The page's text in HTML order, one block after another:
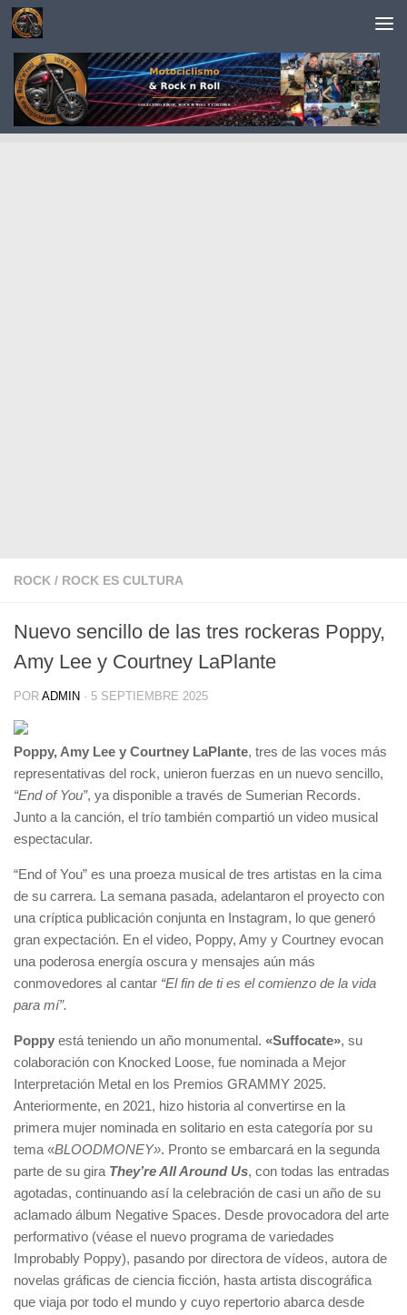
Saltar al contenido
ROCK / ROCK ES CULTURA
Nuevo sencillo de las tres rockeras Poppy,
Amy Lee y Courtney LaPlante
POR ADMIN · 5 SEPTIEMBRE 2025
Poppy, Amy Lee y Courtney LaPlante, tres de las voces más
representativas del rock, unieron fuerzas en un nuevo sencillo,
“End of You”, ya disponible a través de Sumerian Records.
Junto a la canción, el trío también compartió un video musical
espectacular.
“End of You” es una proeza musical de tres artistas en la cima
de su carrera. La semana pasada, adelantaron el proyecto con
una críptica publicación conjunta en Instagram, lo que generó
gran expectación. En el video, Poppy, Amy y Courtney evocan
una poderosa energía oscura y mensajes aún más
conmovedores al cantar “El fin de ti es el comienzo de la vida
para mí”.
Poppy está teniendo un año monumental. «Suffocate», su
colaboración con Knocked Loose, fue nominada a Mejor
Interpretación Metal en los Premios GRAMMY 2025.
Anteriormente, en 2021, hizo historia al convertirse en la
primera mujer nominada en solitario en esta categoría por su
tema «BLOODMONEY». Pronto se embarcará en la segunda
parte de su gira They’re All Around Us, con todas las entradas
agotadas, continuando así la celebración de casi un año de su
aclamado álbum Negative Spaces. Desde provocadora del arte
performativo (véase el nuevo programa de variedades
Improbably Poppy), pasando por directora de vídeos, autora de
novelas gráficas de ciencia ficción, hasta artista discográfica
que viaja por todo el mundo y cuyo repertorio abarca desde